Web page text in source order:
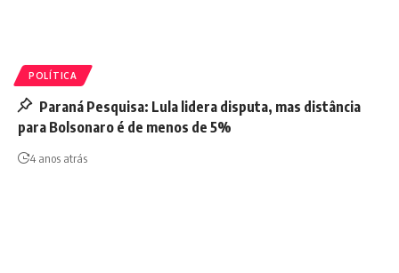
POLÍTICA
Paraná Pesquisa: Lula lidera disputa, mas distância
para Bolsonaro é de menos de 5%
4 anos atrás